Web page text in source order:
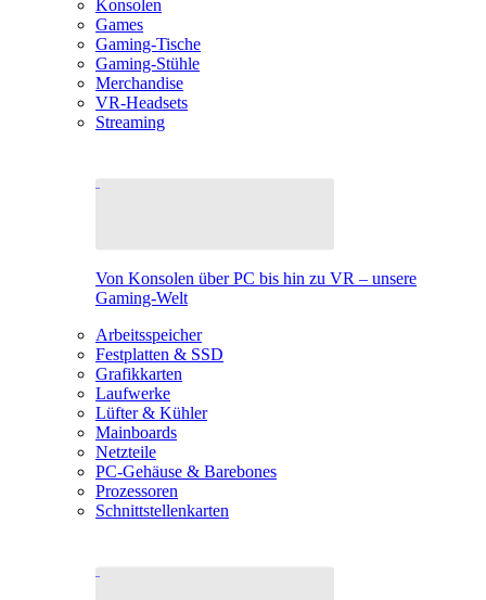
Konsolen
Games
Gaming-Tische
Gaming-Stühle
Merchandise
VR-Headsets
Streaming
Von Konsolen über PC bis hin zu VR – unsere
Gaming-Welt
Arbeitsspeicher
Festplatten & SSD
Grafikkarten
Laufwerke
Lüfter & Kühler
Mainboards
Netzteile
PC-Gehäuse & Barebones
Prozessoren
Schnittstellenkarten